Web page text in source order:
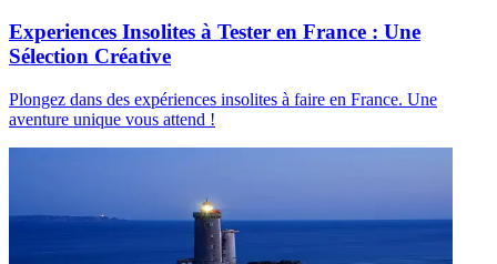
Experiences Insolites à Tester en France : Une
Sélection Créative
Plongez dans des expériences insolites à faire en France. Une
aventure unique vous attend !